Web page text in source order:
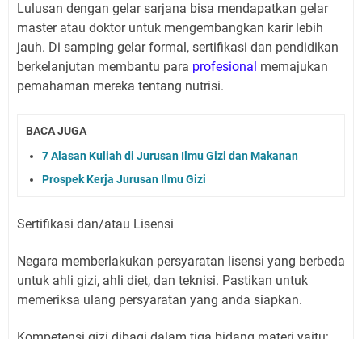
Lulusan dengan gelar sarjana bisa mendapatkan gelar
master atau doktor untuk mengembangkan karir lebih
jauh. Di samping gelar formal, sertifikasi dan pendidikan
berkelanjutan membantu para profesional memajukan
pemahaman mereka tentang nutrisi.
BACA JUGA
7 Alasan Kuliah di Jurusan Ilmu Gizi dan Makanan
Prospek Kerja Jurusan Ilmu Gizi
Sertifikasi dan/atau Lisensi
Negara memberlakukan persyaratan lisensi yang berbeda
untuk ahli gizi, ahli diet, dan teknisi. Pastikan untuk
memeriksa ulang persyaratan yang anda siapkan.